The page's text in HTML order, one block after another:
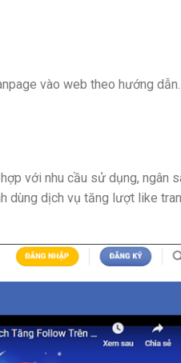
vào web theo hướng
với nhu cầu sử dụng, ngân
dùng dịch vụ tăng lượt like